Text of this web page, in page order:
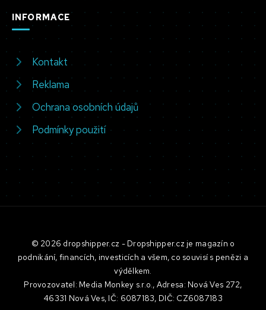
INFORMACE
Kontakt
Reklama
Ochrana osobních údajů
Podmínky použití
© 2026 dropshipper.cz - Dropshipper.cz je magazín o
podnikání, financích, investicích a všem, co souvisí s penězi a
výdělkem.
Provozovatel: Media Monkey s.r.o., Adresa: Nová Ves 272,
46331 Nová Ves, IČ: 6087183, DIČ: CZ6087183